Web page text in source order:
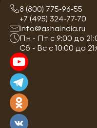
8 (800) 775-96-55
+7 (495) 324-77-70
info@ashaindia.ru
Пн - Пт с 9:00 до
Сб - Вс с 10:00 до